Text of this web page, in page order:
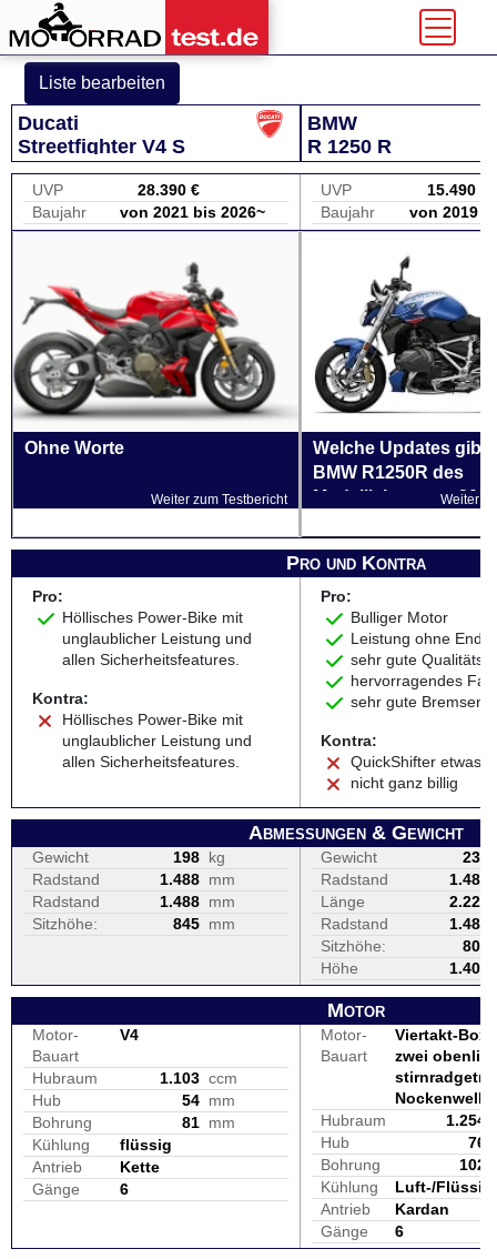
Liste bearbeiten
Ducati
Streetfighter V4 S
BMW
R 1250 R
UVP
28.390 €
Baujahr
von 2021 bis 2026~
UVP
15.490 €
Baujahr
von 2019
Ohne Worte
Weiter zum Testbericht
Welche Updates gibt
BMW R1250R des
ModelljahrgangsWeiter
Pro und Kontra
Pro:
Höllisches Power-Bike mit
unglaublicher Leistung und
allen Sicherheitsfeatures.
Kontra:
Höllisches Power-Bike mit
unglaublicher Leistung und
allen Sicherheitsfeatures.
Pro:
Bulliger Motor
Leistung ohne Ende
sehr gute
hervorragendes
sehr gute Bremsen
Kontra:
QuickShifter etwas
nicht ganz billig
Abmessungen & Gewicht
Gewicht 198 kg
Radstand
1.488 mm
Radstand
1.488 mm
Sitzhöhe:
845 mm
Gewicht
239
Radstand
1.485
Länge
2.222
Radstand
1.485
Sitzhöhe:
805
Höhe
1.405
Motor
Motor-
Bauart
V4
Hubraum 1.103 ccm
Hub
54 mm
Bohrung
81 mm
Kühlung
flüssig
Antrieb
Kette
Gänge
6
Motor-
Bauart
Viertakt-
zwei
Hubraum
1.254
Hub
76
Bohrung
102
Kühlung
Luft-/
Antrieb
Kardan
Gänge
6